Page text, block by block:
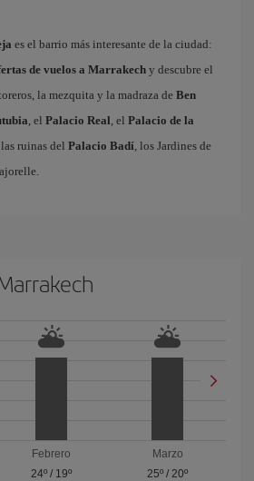
es el barrio más interesante de la ciudad:
de vuelos a Marrakech y descubre el
la mezquita y la madraza de Ben
, el Palacio Real, el Palacio de la
las ruinas del Palacio Badí, los Jardines de
Febrero
24º/ 19º
Marzo
25º /20º